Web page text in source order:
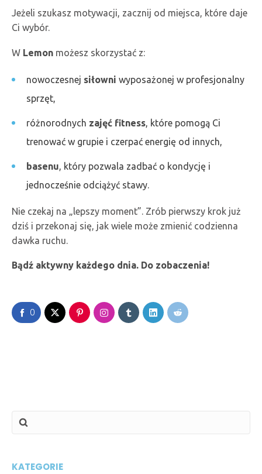
Jeżeli szukasz motywacji, zacznij od miejsca, które daje
Ci wybór.
W Lemon możesz skorzystać z:
nowoczesnej siłowni wyposażonej w profesjonalny
sprzęt,
różnorodnych zajęć fitness, które pomogą Ci
trenować w grupie i czerpać energię od innych,
basenu, który pozwala zadbać o kondycję i
jednocześnie odciążyć stawy.
Nie czekaj na „lepszy moment”. Zrób pierwszy krok już
dziś i przekonaj się, jak wiele może zmienić codzienna
dawka ruchu.
Bądź aktywny każdego dnia. Do zobaczenia!
0
KATEGORIE